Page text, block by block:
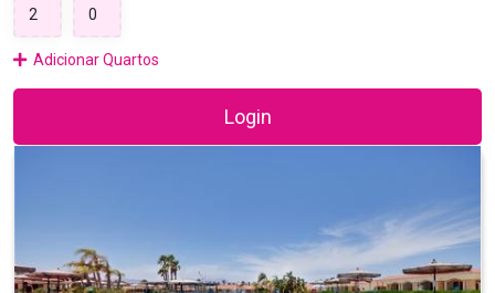
Adicionar Quartos
Login